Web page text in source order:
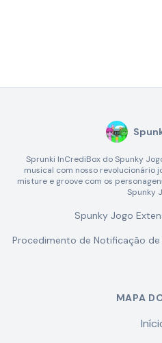
Sprunki InCrediBox do Spunky
musical com nosso revolucionário
misture e groove com os
Spunky
Spunky Jogo
Procedimento de Notificação
MAPA